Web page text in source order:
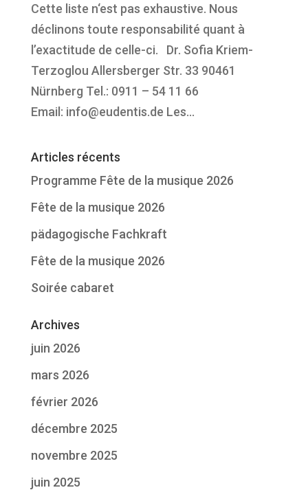
Cette liste n‘est pas exhaustive. Nous
déclinons toute responsabilité quant à
l’exactitude de celle-ci. Dr. Sofia Kriem-
Terzoglou Allersberger Str. 33 90461
Nürnberg Tel.: 0911 – 54 11 66
Email: info@eudentis.de Les...
Articles récents
Programme Fête de la musique 2026
Fête de la musique 2026
pädagogische Fachkraft
Fête de la musique 2026
Soirée cabaret
Archives
juin 2026
mars 2026
février 2026
décembre 2025
novembre 2025
juin 2025